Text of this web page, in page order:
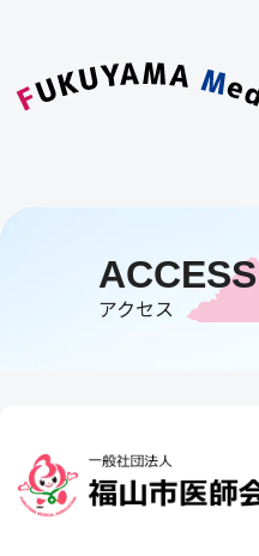
ACCESS
アクセス